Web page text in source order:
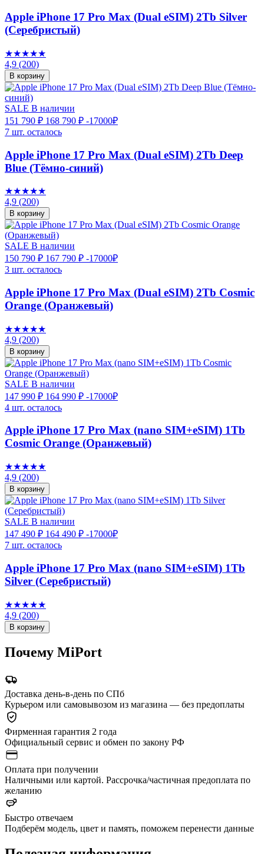
Apple iPhone 17 Pro Max (Dual eSIM) 2Tb Silver
(Серебристый)
★★★★★
4,9 (200)
В корзину
SALE В наличии
151 790 ₽ 168 790 ₽ -17000₽
7 шт. осталось
Apple iPhone 17 Pro Max (Dual eSIM) 2Tb Deep
Blue (Тёмно-синий)
★★★★★
4,9 (200)
В корзину
SALE В наличии
150 790 ₽ 167 790 ₽ -17000₽
3 шт. осталось
Apple iPhone 17 Pro Max (Dual eSIM) 2Tb Cosmic
Orange (Оранжевый)
★★★★★
4,9 (200)
В корзину
SALE В наличии
147 990 ₽ 164 990 ₽ -17000₽
4 шт. осталось
Apple iPhone 17 Pro Max (nano SIM+eSIM) 1Tb
Cosmic Orange (Оранжевый)
★★★★★
4,9 (200)
В корзину
SALE В наличии
147 490 ₽ 164 490 ₽ -17000₽
7 шт. осталось
Apple iPhone 17 Pro Max (nano SIM+eSIM) 1Tb
Silver (Серебристый)
★★★★★
4,9 (200)
В корзину
Почему MiPort
Доставка день-в-день по СПб
Курьером или самовывозом из магазина — без предоплаты
Фирменная гарантия 2 года
Официальный сервис и обмен по закону РФ
Оплата при получении
Наличными или картой. Рассрочка/частичная предоплата по
желанию
Быстро отвечаем
Подберём модель, цвет и память, поможем перенести данные